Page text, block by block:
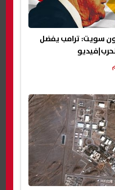
جون سويت: ترامب يفضل